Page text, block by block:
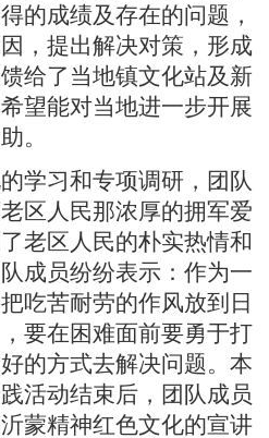
的成绩及存在的问题，
，提出解决对策，形成
给了当地镇文化站及新
望能对当地进一步开展
。
学习和专项调研，团队
区人民那浓厚的拥军爱
老区人民的朴实热情和
成员纷纷表示：作为一
吃苦耐劳的作风放到日
要在困难面前要勇于打
的方式去解决问题。本
活动结束后，团队成员
蒙精神红色文化的宣讲